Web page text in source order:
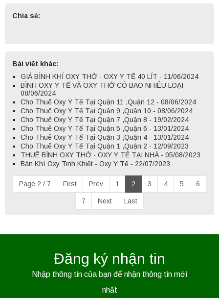
Chia sẻ:
Bài viết khác:
GIÁ BÌNH KHÍ OXY THỞ - OXY Y TẾ 40 LÍT - 11/06/2024
BÌNH OXY Y TẾ VÀ OXY THỞ CÓ BAO NHIÊU LOẠI -
08/06/2024
Cho Thuê Oxy Y Tế Tại Quận 11 ,Quận 12 - 08/06/2024
Cho Thuê Oxy Y Tế Tại Quận 9 ,Quận 10 - 08/06/2024
Cho Thuê Oxy Y Tế Tại Quận 7 ,Quận 8 - 19/02/2024
Cho Thuê Oxy Y Tế Tại Quận 5 ,Quận 6 - 13/01/2024
Cho Thuê Oxy Y Tế Tại Quận 3 ,Quận 4 - 13/01/2024
Cho Thuê Oxy Y Tế Tại Quận 1 ,Quận 2 - 12/09/2023
THUÊ BÌNH OXY THỞ - OXY Y TẾ TẠI NHÀ - 05/08/2023
Bán Khí Oxy Tinh Khiết - Oxy Y Tế - 22/07/2023
Page 2 / 7 First Prev 1 2 3 4 5 6
7 Next Last
Đăng ký nhận tin
Nhập thông tin của bạn để nhận thông tin mới
nhất